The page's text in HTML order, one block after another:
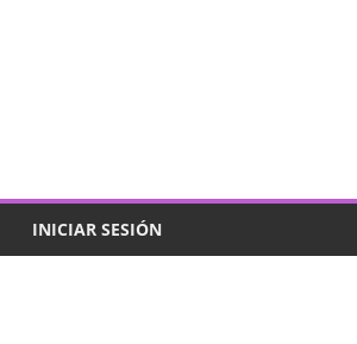
INICIAR SESIÓN